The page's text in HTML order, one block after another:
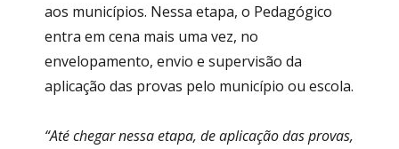
aos municípios. Nessa etapa, o Pedagógico
entra em cena mais uma vez, no
envelopamento, envio e supervisão da
aplicação das provas pelo município ou escola.
“Até chegar nessa etapa, de aplicação das provas,